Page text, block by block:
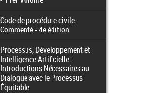
Code de procédure civile
Commenté - 4e édition
Processus, Développement et
Intelligence Artificielle:
Introductions Nécessaires au
Dialogue avec le Processus
Équitable